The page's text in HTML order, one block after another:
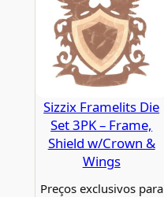
Sizzix Framelits Die
Set 3PK – Frame,
Shield w/Crown &
Wings
Preços exclusivos para